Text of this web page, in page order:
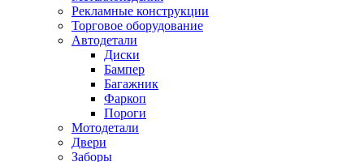
Рекламные конструкции
Торговое оборудование
Автодетали
Диски
Бампер
Багажник
Фаркоп
Пороги
Мотодетали
Двери
Заборы